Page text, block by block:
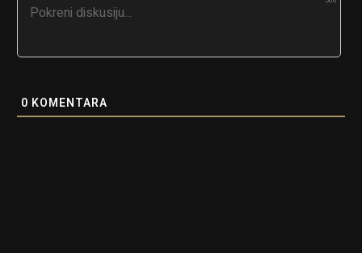
0 KOMENTARA